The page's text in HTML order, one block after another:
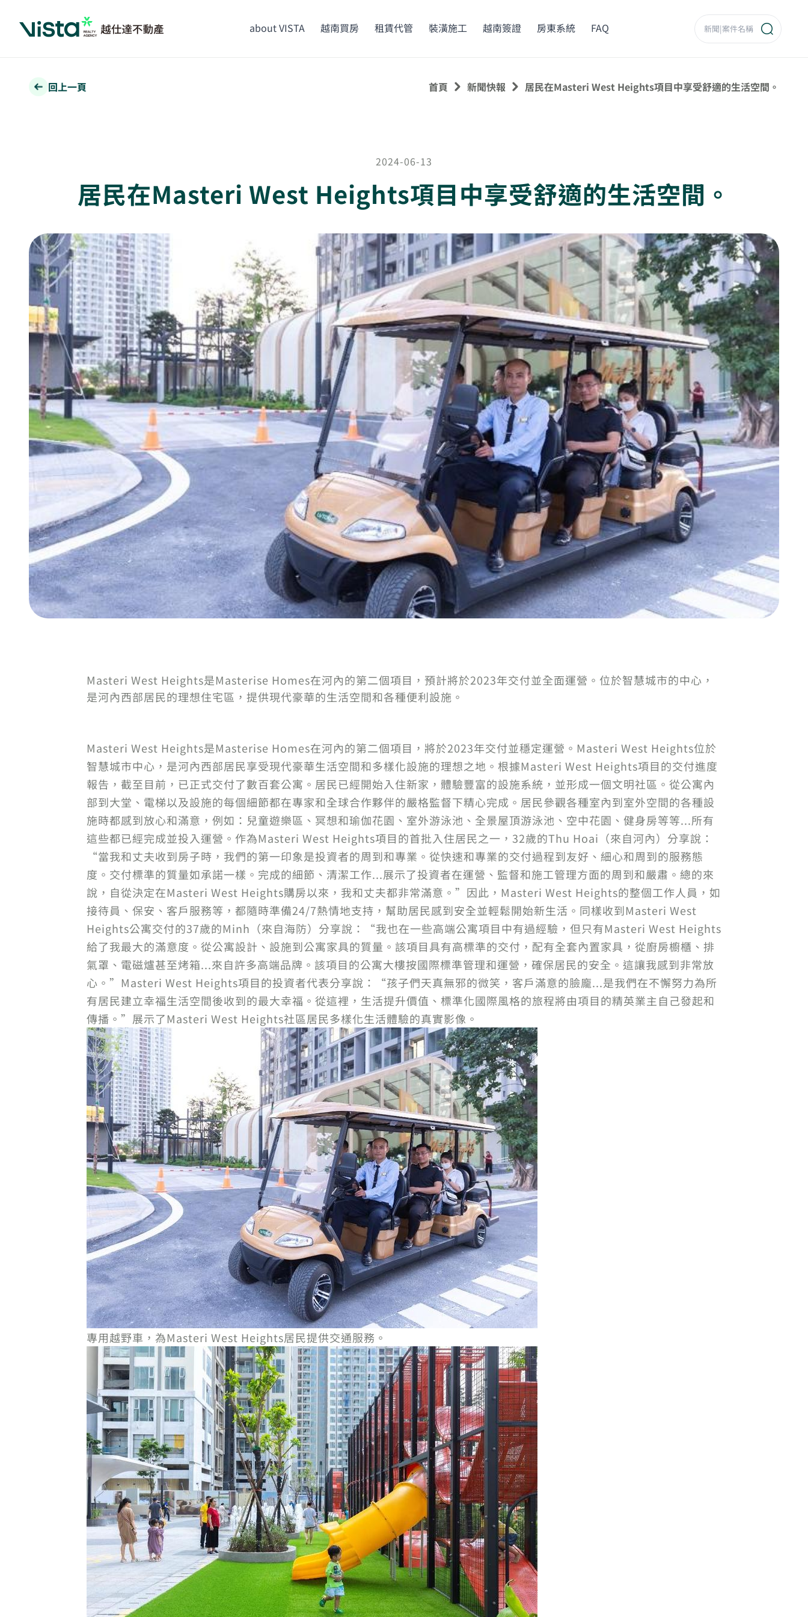
about VISTA 越南買房 租賃代管 裝潢施工 越南簽證 房東系統 FAQ
回上一頁 首頁 新聞快報 居民在Masteri West Heights項目中享受舒適的生活空間。
2024-06-13
居民在Masteri West Heights項目中享受舒適的生活空間。
Masteri West Heights是Masterise Homes在河內的第二個項目，預計將於2023年交付並全面運營。位於智慧城市的中心，
是河內西部居民的理想住宅區，提供現代豪華的生活空間和各種便利設施。
Masteri West Heights是Masterise Homes在河內的第二個項目，將於2023年交付並穩定運營。Masteri West Heights位於
智慧城市中心，是河內西部居民享受現代豪華生活空間和多樣化設施的理想之地。根據Masteri West Heights項目的交付進度
報告，截至目前，已正式交付了數百套公寓。居民已經開始入住新家，體驗豐富的設施系統，並形成一個文明社區。從公寓內
部到大堂、電梯以及設施的每個細節都在專家和全球合作夥伴的嚴格監督下精心完成。居民參觀各種室內到室外空間的各種設
施時都感到放心和滿意，例如：兒童遊樂區、冥想和瑜伽花園、室外游泳池、全景屋頂游泳池、空中花園、健身房等等...所有
這些都已經完成並投入運營。作為Masteri West Heights項目的首批入住居民之一，32歲的Thu Hoai（來自河內）分享說：
“當我和丈夫收到房子時，我們的第一印象是投資者的周到和專業。從快速和專業的交付過程到友好、細心和周到的服務態
度。交付標準的質量如承諾一樣。完成的細節、清潔工作...展示了投資者在運營、監督和施工管理方面的周到和嚴肅。總的來
說，自從決定在Masteri West Heights購房以來，我和丈夫都非常滿意。”因此，Masteri West Heights的整個工作人員，如
接待員、保安、客戶服務等，都隨時準備24/7熱情地支持，幫助居民感到安全並輕鬆開始新生活。同樣收到Masteri West
Heights公寓交付的37歲的Minh（來自海防）分享說：“我也在一些高端公寓項目中有過經驗，但只有Masteri West Heights
給了我最大的滿意度。從公寓設計、設施到公寓家具的質量。該項目具有高標準的交付，配有全套內置家具，從廚房櫥櫃、排
氣罩、電磁爐甚至烤箱...來自許多高端品牌。該項目的公寓大樓按國際標準管理和運營，確保居民的安全。這讓我感到非常放
心。”Masteri West Heights項目的投資者代表分享說：“孩子們天真無邪的微笑，客戶滿意的臉龐...是我們在不懈努力為所
有居民建立幸福生活空間後收到的最大幸福。從這裡，生活提升價值、標準化國際風格的旅程將由項目的精英業主自己發起和
傳播。”展示了Masteri West Heights社區居民多樣化生活體驗的真實影像。
專用越野車，為Masteri West Heights居民提供交通服務。